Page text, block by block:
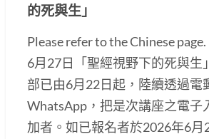
的死與生」
Please refer to the Chinese
6月27日「聖經視野下的死與生
部已由6月22日起，陸續透過電
WhatsApp，把是次講座之電子
加者。如已報名者於2026年6月